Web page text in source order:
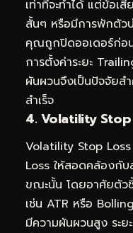
เท่าที่จะทำได้ แต่ข้อเ
สั้นๆ หรือมีการพักตัว
คุณถูกปิดออเดอร์ก่อน
การตั้งค่าระยะ
ผันผวนจึงเป็นปัจจัยส
สำเร็จ
4. Volatility
Volatility Stop Loss
Loss ให้สอดคล้องกั
ขณะนั้น โดยอาศัยตัว
เช่น ATR หรือ
มีความผันผวนสูง ระ